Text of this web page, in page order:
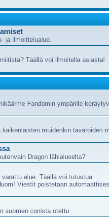
ja ilmoittelualue.
Täällä voi ilmoitella asiasta!
Fandomin ympärille
kaikenlaisten muidenkin tavaroiden
Dragon lähialueelta?
alue. Täällä voi tutustua
Viestit poistetaan
suomen conista otettu